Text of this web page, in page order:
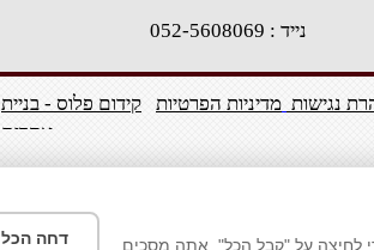
נגישות מדיניות הפרטיות
קידום פלוס - בניית
אתרים
נייד : 052-5608069
לחיצה על "קבל הכל", אתה מסכים דחה הכל